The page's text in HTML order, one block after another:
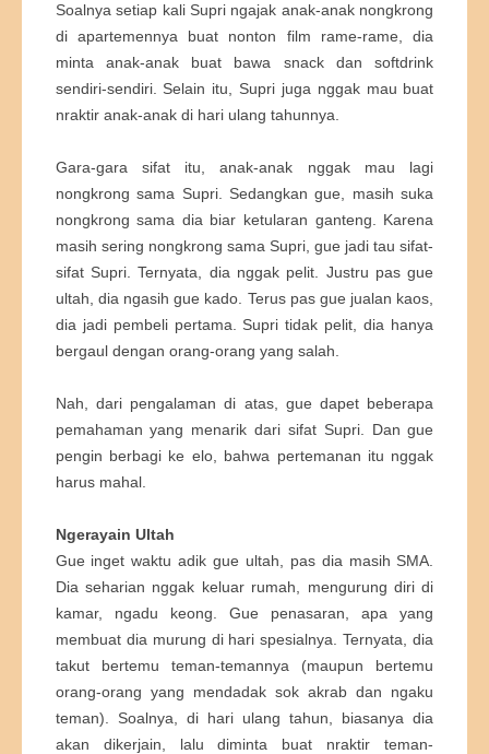
Soalnya setiap kali Supri ngajak anak-anak nongkrong
di apartemennya buat nonton film rame-rame, dia
minta anak-anak buat bawa snack dan softdrink
sendiri-sendiri. Selain itu, Supri juga nggak mau buat
nraktir anak-anak di hari ulang tahunnya.
Gara-gara sifat itu, anak-anak nggak mau lagi
nongkrong sama Supri. Sedangkan gue, masih suka
nongkrong sama dia biar ketularan ganteng. Karena
masih sering nongkrong sama Supri, gue jadi tau sifat-
sifat Supri. Ternyata, dia nggak pelit. Justru pas gue
ultah, dia ngasih gue kado. Terus pas gue jualan kaos,
dia jadi pembeli pertama. Supri tidak pelit, dia hanya
bergaul dengan orang-orang yang salah.
Nah, dari pengalaman di atas, gue dapet beberapa
pemahaman yang menarik dari sifat Supri. Dan gue
pengin berbagi ke elo, bahwa pertemanan itu nggak
harus mahal.
Ngerayain Ultah
Gue inget waktu adik gue ultah, pas dia masih SMA.
Dia seharian nggak keluar rumah, mengurung diri di
kamar, ngadu keong. Gue penasaran, apa yang
membuat dia murung di hari spesialnya. Ternyata, dia
takut bertemu teman-temannya (maupun bertemu
orang-orang yang mendadak sok akrab dan ngaku
teman). Soalnya, di hari ulang tahun, biasanya dia
akan dikerjain, lalu diminta buat nraktir teman-